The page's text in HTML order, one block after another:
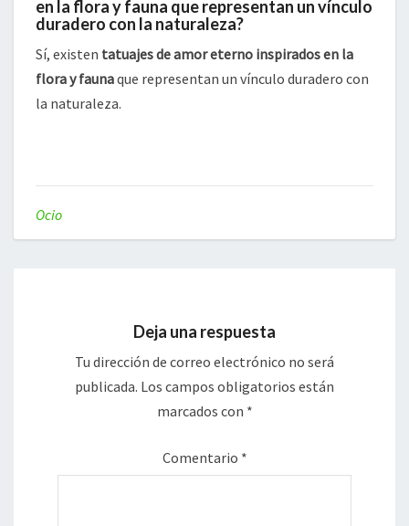
en la flora y fauna que representan un vínculo
duradero con la naturaleza?
Sí, existen tatuajes de amor eterno inspirados en la
flora y faunaque representan un vínculo duradero con
la naturaleza.
Ocio
Deja una respuesta
Tu dirección de correo electrónico no será
publicada. Los campos obligatorios están
marcados con *
Comentario *